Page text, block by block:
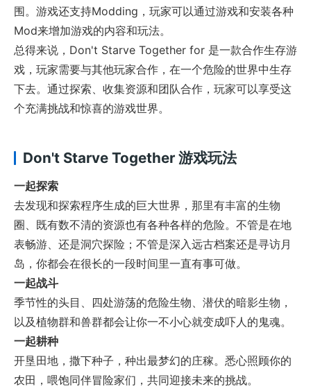
围。游戏还支持Modding，玩家可以通过游戏和安装各种
Mod来增加游戏的内容和玩法。
总得来说，Don't Starve Together for 是一款合作生存游
戏，玩家需要与其他玩家合作，在一个危险的世界中生存
下去。通过探索、收集资源和团队合作，玩家可以享受这
个充满挑战和惊喜的游戏世界。
Don't Starve Together 游戏玩法
一起探索
去发现和探索程序生成的巨大世界，那里有丰富的生物
圈、既有数不清的资源也有各种各样的危险。不管是在地
表畅游、还是洞穴探险；不管是深入远古档案还是寻访月
岛，你都会在很长的一段时间里一直有事可做。
一起战斗
季节性的头目、四处游荡的危险生物、潜伏的暗影生物，
以及植物群和兽群都会让你一不小心就变成吓人的鬼魂。
一起耕种
开垦田地，撒下种子，种出最梦幻的庄稼。悉心照顾你的
农田，喂饱同伴冒险家们，共同迎接未来的挑战。